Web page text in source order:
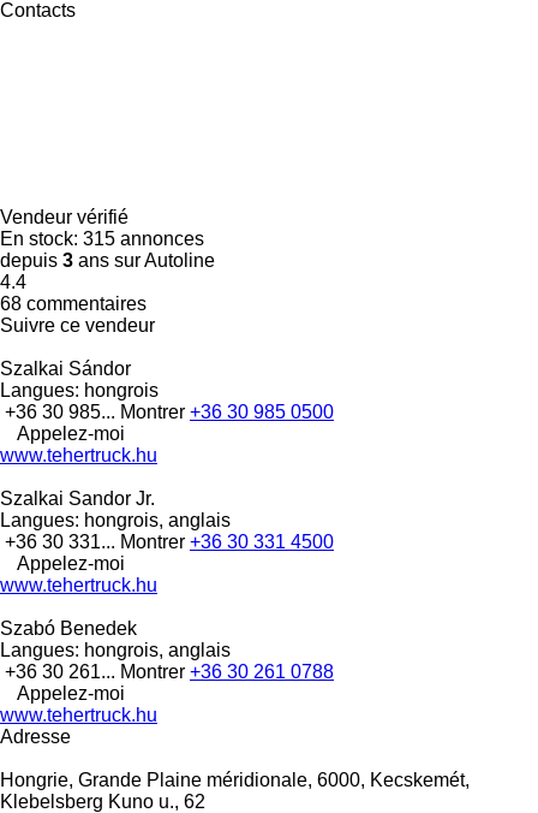
Contacts
Vendeur vérifié
En stock: 315 annonces
depuis 3 ans sur Autoline
4.4
68 commentaires
Suivre ce vendeur
Szalkai Sándor
Langues: hongrois
+36 30 985... Montrer +36 30 985 0500
Appelez-moi
www.tehertruck.hu
Szalkai Sandor Jr.
Langues: hongrois, anglais
+36 30 331... Montrer +36 30 331 4500
Appelez-moi
www.tehertruck.hu
Szabó Benedek
Langues: hongrois, anglais
+36 30 261... Montrer +36 30 261 0788
Appelez-moi
www.tehertruck.hu
Adresse
Hongrie, Grande Plaine méridionale, 6000, Kecskemét,
Klebelsberg Kuno u., 62